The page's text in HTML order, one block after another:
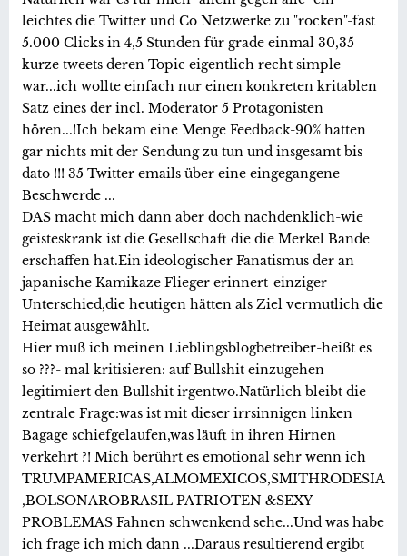
leichtes die Twitter und Co Netzwerke zu "rocken"-fast
5.000 Clicks in 4,5 Stunden für grade einmal 30,35
kurze tweets deren Topic eigentlich recht simple
war...ich wollte einfach nur einen konkreten kritablen
Satz eines der incl. Moderator 5 Protagonisten
hören...!Ich bekam eine Menge Feedback-90% hatten
gar nichts mit der Sendung zu tun und insgesamt bis
dato !!! 35 Twitter emails über eine eingegangene
Beschwerde ...
DAS macht mich dann aber doch nachdenklich-wie
geisteskrank ist die Gesellschaft die die Merkel Bande
erschaffen hat.Ein ideologischer Fanatismus der an
japanische Kamikaze Flieger erinnert-einziger
Unterschied,die heutigen hätten als Ziel vermutlich die
Heimat ausgewählt.
Hier muß ich meinen Lieblingsblogbetreiber-heißt es
so ???- mal kritisieren: auf Bullshit einzugehen
legitimiert den Bullshit irgentwo.Natürlich bleibt die
zentrale Frage:was ist mit dieser irrsinnigen linken
Bagage schiefgelaufen,was läuft in ihren Hirnen
verkehrt ?! Mich berührt es emotional sehr wenn ich
TRUMPAMERICAS,ALMOMEXICOS,SMITHRODESIA
,BOLSONAROBRASIL PATRIOTEN &SEXY
PROBLEMAS Fahnen schwenkend sehe...Und was habe
ich frage ich mich dann ...Daraus resultierend ergibt